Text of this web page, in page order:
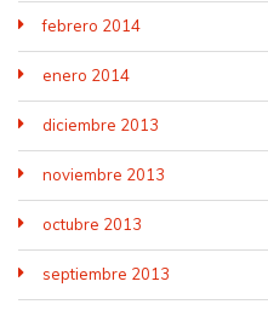
febrero 2014
enero 2014
diciembre 2013
noviembre 2013
octubre 2013
septiembre 2013